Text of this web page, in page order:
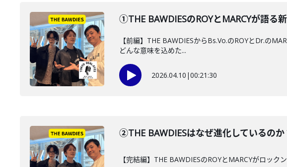
①THE BAWDIESのROYとMARCYが語る
【前編】THE BAWDIESからBs.Vo.のROYとDr.の
どんな意味を込めた...
2026.04.10 |00:21:30
②THE BAWDIESはなぜ進化しているの
【完結編】THE BAWDIESのROYとMARCYがロッ